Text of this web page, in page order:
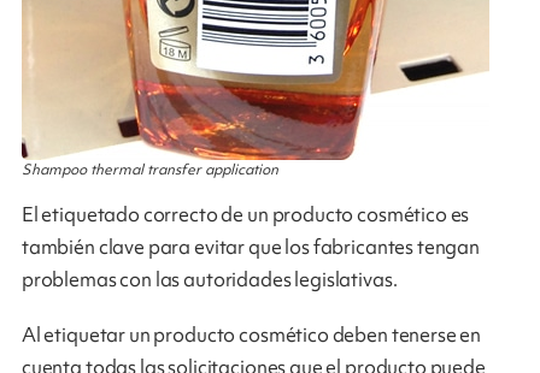
Shampoo thermal transfer application
El etiquetado correcto de un producto cosmético es
también clave para evitar que los fabricantes tengan
problemas con las autoridades legislativas.
Al etiquetar un producto cosmético deben tenerse en
cuenta todas las solicitaciones que el producto puede